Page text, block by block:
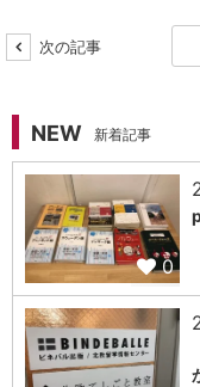
次の記事
NEW 新着記事
0